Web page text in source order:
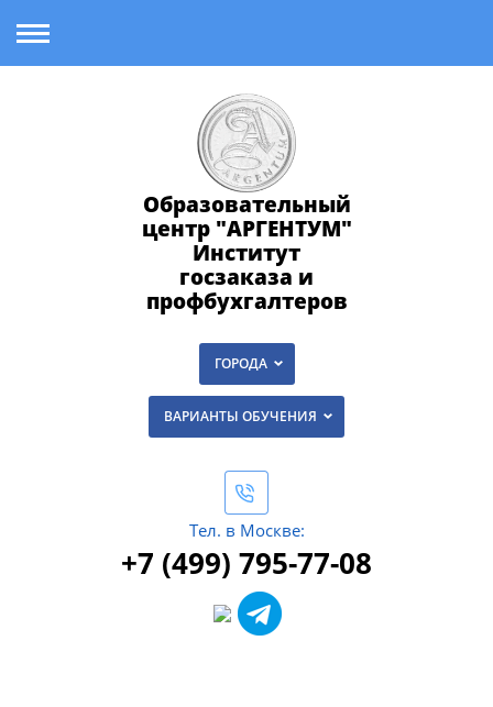
Образовательный
центр "АРГЕНТУМ"
Институт
госзаказа и
профбухгалтеров
ГОРОДА
ВАРИАНТЫ ОБУЧЕНИЯ
Тел. в Москве:
+7 (499) 795-77-08